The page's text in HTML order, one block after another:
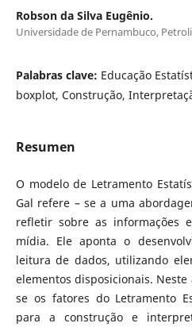
Robson da Silva Eugênio.
Universidade de Pernambuco,
Palabras clave: Educação
boxplot, Construção,
Resumen
O modelo de Letramento
Gal refere – se a uma
refletir sobre as informações
mídia. Ele aponta o
leitura de dados, utilizando
elementos disposicionais.
se os fatores do Letramento
para a construção e